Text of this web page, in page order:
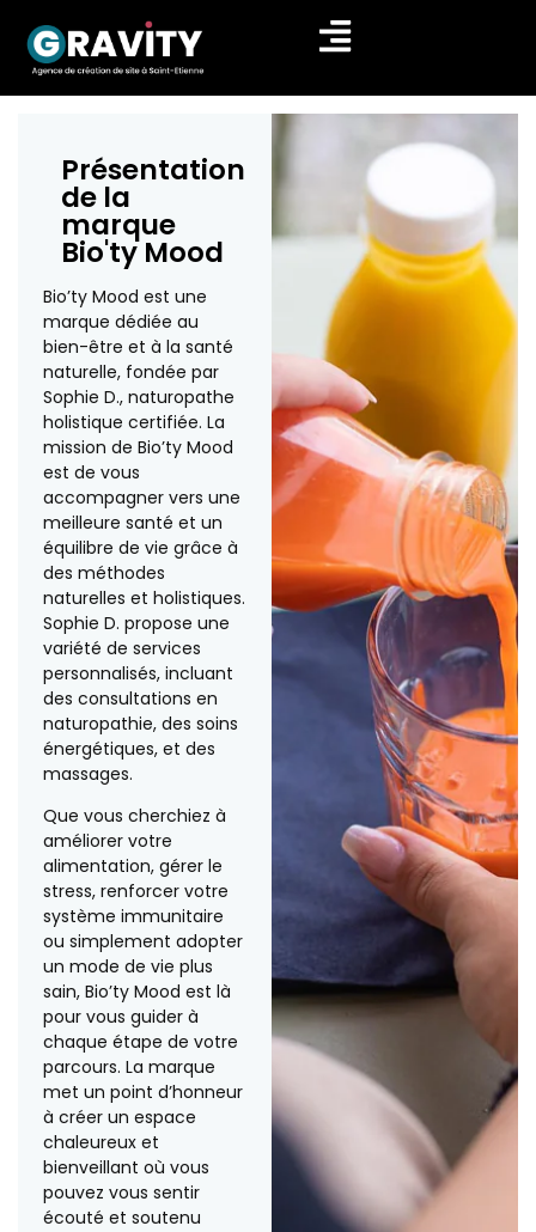
Présentation
de la
marque
Bio'ty Mood
Bio’ty Mood est une
marque dédiée au
bien-être et à la santé
naturelle, fondée par
Sophie D., naturopathe
holistique certifiée. La
mission de Bio’ty Mood
est de vous
accompagner vers une
meilleure santé et un
équilibre de vie grâce à
des méthodes
naturelles et holistiques.
Sophie D. propose une
variété de services
personnalisés, incluant
des consultations en
naturopathie, des soins
énergétiques, et des
massages.
Que vous cherchiez à
améliorer votre
alimentation, gérer le
stress, renforcer votre
système immunitaire
ou simplement adopter
un mode de vie plus
sain, Bio’ty Mood est là
pour vous guider à
chaque étape de votre
parcours. La marque
met un point d’honneur
à créer un espace
chaleureux et
bienveillant où vous
pouvez vous sentir
écouté et soutenu